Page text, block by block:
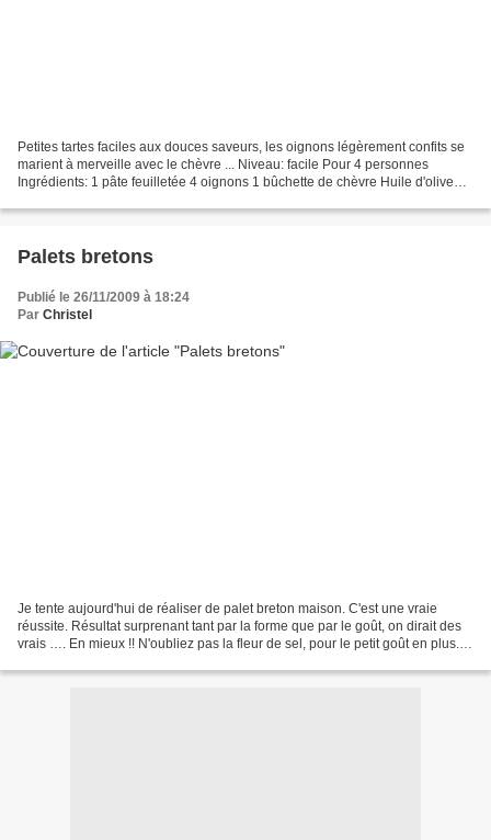
Petites tartes faciles aux douces saveurs, les oignons légèrement confits se
marient à merveille avec le chèvre ... Niveau: facile Pour 4 personnes
Ingrédients: 1 pâte feuilletée 4 oignons 1 bûchette de chèvre Huile d'olive
Palets bretons
Publié le 26/11/2009 à 18:24
Par Christel
Je tente aujourd'hui de réaliser de palet breton maison. C'est une vraie
réussite. Résultat surprenant tant par la forme que par le goût, on dirait des
vrais …. En mieux !! N'oubliez pas la fleur de sel, pour le petit goût en plus.